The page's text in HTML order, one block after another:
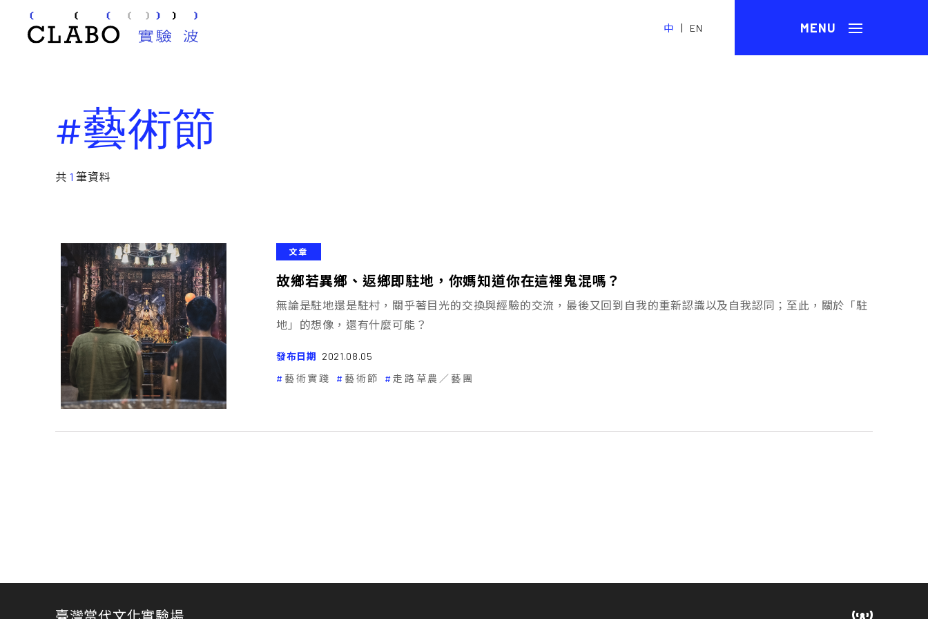
中 | EN
#藝術節
共 1筆資料
文章
故鄉若異鄉、返鄉即駐地，你媽知道你在這裡鬼混嗎？
無論是駐地還是駐村，關乎著目光的交換與經驗的交流，最後又回到自我的重新認識以及自我認同；至此，關於「駐
地」的想像，還有什麼可能？
發布日期 2021.08.05
藝術實踐
藝術節 走路草農／藝團
臺灣當代文化實驗場